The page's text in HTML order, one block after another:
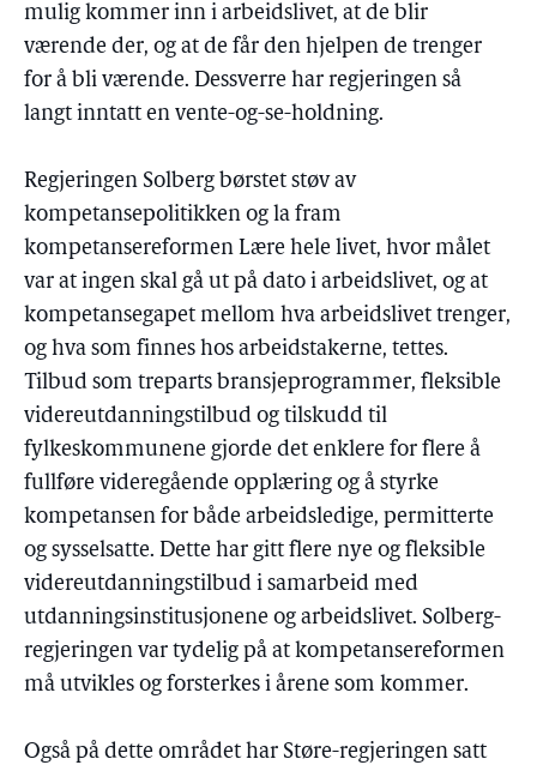
mulig kommer inn i arbeidslivet, at de blir
værende der, og at de får den hjelpen de trenger
for å bli værende. Dessverre har regjeringen så
langt inntatt en vente-og-se-holdning.
Regjeringen Solberg børstet støv av
kompetansepolitikken og la fram
kompetansereformen Lære hele livet, hvor målet
var at ingen skal gå ut på dato i arbeidslivet, og at
kompetansegapet mellom hva arbeidslivet trenger,
og hva som finnes hos arbeidstakerne, tettes.
Tilbud som treparts bransjeprogrammer, fleksible
videreutdanningstilbud og tilskudd til
fylkeskommunene gjorde det enklere for flere å
fullføre videregående opplæring og å styrke
kompetansen for både arbeidsledige, permitterte
og sysselsatte. Dette har gitt flere nye og fleksible
videreutdanningstilbud i samarbeid med
utdanningsinstitusjonene og arbeidslivet. Solberg-
regjeringen var tydelig på at kompetansereformen
må utvikles og forsterkes i årene som kommer.
Også på dette området har Støre-regjeringen satt